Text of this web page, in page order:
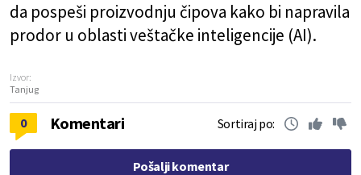
da pospeši proizvodnju čipova kako bi napravila
prodor u oblasti veštačke inteligencije (AI).
Izvor:
Tanjug
0 Komentari Sortiraj po:
Pošalji komentar